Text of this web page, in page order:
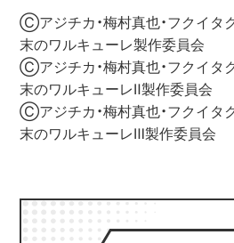
Ⓒアジチカ・梅村真也・フクイタ
末のワルキューレ製作委員会
Ⓒアジチカ・梅村真也・フクイタ
末のワルキューレⅡ製作委員会
Ⓒアジチカ・梅村真也・フクイタ
末のワルキューレⅢ製作委員会